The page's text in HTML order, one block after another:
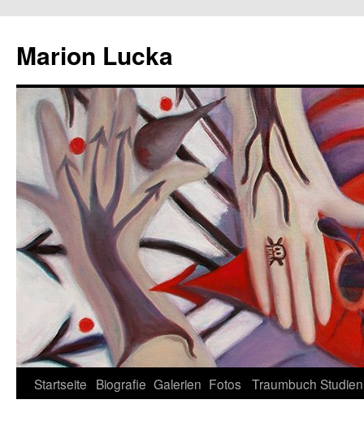
Marion Lucka
Zum
Startseite Biografie Galerien Fotos Traumbuch Studien